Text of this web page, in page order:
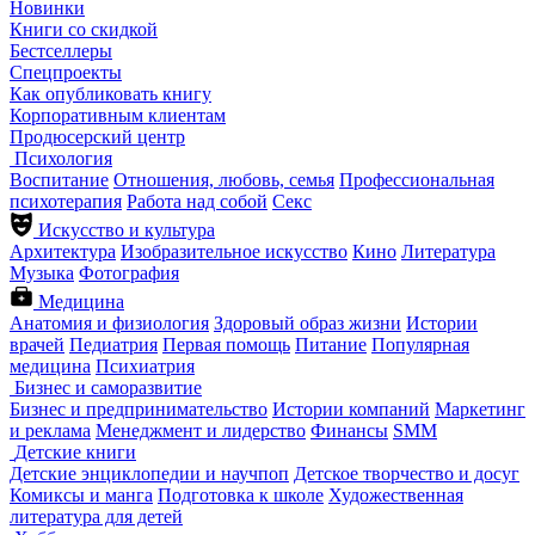
Новинки
Книги со скидкой
Бестселлеры
Спецпроекты
Как опубликовать книгу
Корпоративным клиентам
Продюсерский центр
Психология
Воспитание Отношения, любовь, семья Профессиональная
психотерапия Работа над собой Секс
Искусство и культура
Архитектура Изобразительное искусство Кино Литература
Музыка Фотография
Медицина
Анатомия и физиология Здоровый образ жизни Истории
врачей Педиатрия Первая помощь Питание Популярная
медицина Психиатрия
Бизнес и саморазвитие
Бизнес и предпринимательство Истории компаний Маркетинг
и реклама Менеджмент и лидерство Финансы SMM
Детские книги
Детские энциклопедии и научпоп Детское творчество и досуг
Комиксы и манга Подготовка к школе Художественная
литература для детей